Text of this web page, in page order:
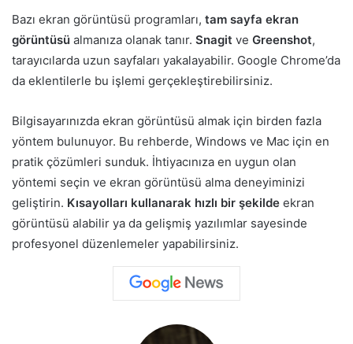
Bazı ekran görüntüsü programları, tam sayfa ekran
görüntüsü almanıza olanak tanır. Snagit ve Greenshot,
tarayıcılarda uzun sayfaları yakalayabilir. Google Chrome’da
da eklentilerle bu işlemi gerçekleştirebilirsiniz.
Bilgisayarınızda ekran görüntüsü almak için birden fazla
yöntem bulunuyor. Bu rehberde, Windows ve Mac için en
pratik çözümleri sunduk. İhtiyacınıza en uygun olan
yöntemi seçin ve ekran görüntüsü alma deneyiminizi
geliştirin. Kısayolları kullanarak hızlı bir şekilde ekran
görüntüsü alabilir ya da gelişmiş yazılımlar sayesinde
profesyonel düzenlemeler yapabilirsiniz.